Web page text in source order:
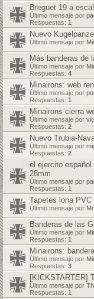
Breguet 19 a
Último mensaje por
Respuestas: 1
Nuevo
Último mensaje por
Más banderas de
Último mensaje por
Respuestas: 4
Minairons: web
Último mensaje por
Respuestas: 1
Minairons cierra
Último mensaje por
Respuestas: 2
Nuevo Trubia-
Último mensaje por
Respuestas: 2
el ejercito español
28mm
Último mensaje por
Respuestas: 1
Tapetes lona
Último mensaje por
Banderas de las
Último mensaje por
Respuestas: 1
Minairons:
Último mensaje por
Respuestas: 3
[KICKSTARTER]
Último mensaje por
Respuestas: 1